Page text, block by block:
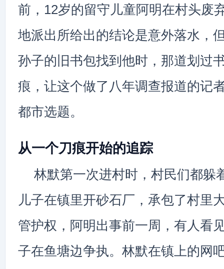
前，12岁的留守儿童阿明在村头废
地派出所给出的结论是意外落水，
孙子的旧书包找到他时，那道划过
痕，让这个做了八年调查报道的记
都市选题。
从一个刀痕开始的追踪
林默第一次进村时，村民们都躲
儿子在镇里开砂石厂，承包了村里
管护权，阿明出事前一周，有人看
子在鱼塘边争执。林默在镇上的网